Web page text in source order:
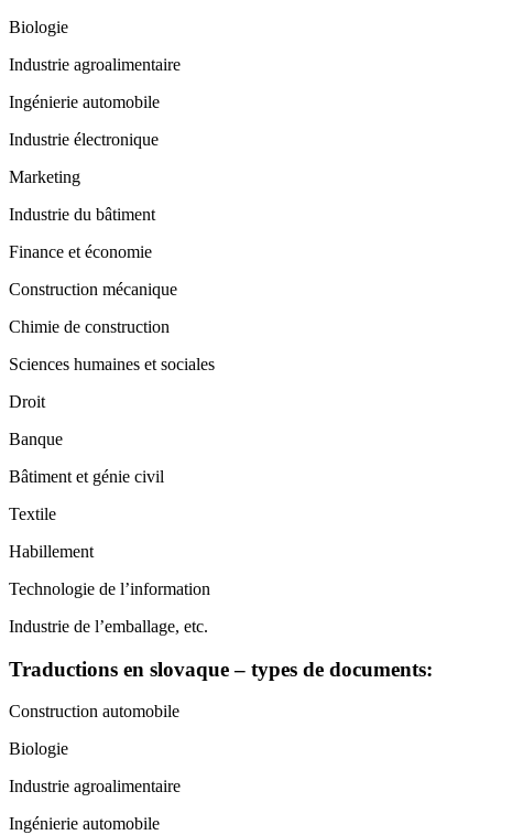
Biologie
Industrie agroalimentaire
Ingénierie automobile
Industrie électronique
Marketing
Industrie du bâtiment
Finance et économie
Construction mécanique
Chimie de construction
Sciences humaines et sociales
Droit
Banque
Bâtiment et génie civil
Textile
Habillement
Technologie de l’information
Industrie de l’emballage, etc.
Traductions en slovaque – types de documents:
Construction automobile
Biologie
Industrie agroalimentaire
Ingénierie automobile